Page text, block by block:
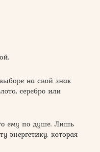
на свой знак
серебро или
ему по душе. Лишь
энергетику, которая